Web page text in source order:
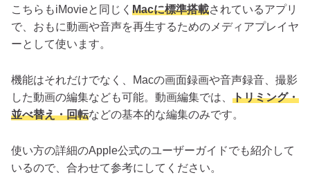
こちらもiMovieと同じく Macに標準搭載されているアプリ
で、おもに動画や音声を再生するためのメディアプレイヤ
ーとして使います。
機能はそれだけでなく、Macの画面録画や音声録音、撮影
した動画の編集なども可能。動画編集では、 トリミング・
並べ替え・回転などの基本的な編集のみです。
使い方の詳細のApple公式のユーザーガイドでも紹介して
いるので、合わせて参考にしてください。